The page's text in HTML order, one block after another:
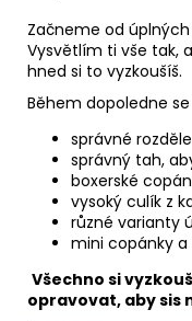
Začneme od
Vysvětlím ti vše tak,
hned si to vyzkoušíš.
Během dopoledne
správné
správný tah,
boxerské
vysoký culík z
různé varianty
mini copánky
Všechno si
opravovat, aby sis